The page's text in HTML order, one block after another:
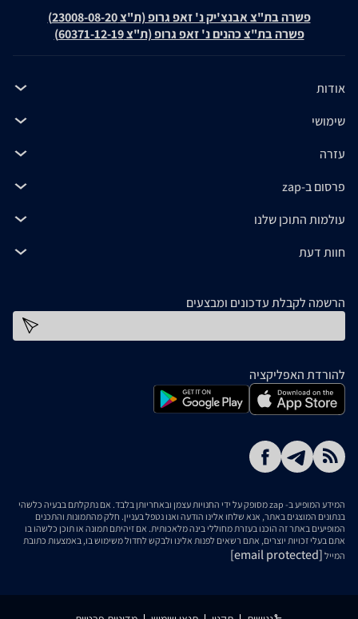
פשרה בת"צ אבנצ'יק נ' זאפ גרופ (ת"צ 23008-08-20)
פשרה בת"צ כהנים נ' זאפ גרופ (ת"צ 60371-12-19)
אודות
שימושי
עזרה
פרסום ב-zap
עולמות התוכן שלנו
חוות דעת
הרשמה לקבלת עדכונים ומבצעים
להורדת האפליקציה
המידע המופיע ב- zap מסופק על ידי החנויות עצמן ובאחריותן בלבד. אם נתקלתם בבעיה כלשהי
בנתונים המוצגים באתר, אנא שלחו אלינו הודעה ואנו נטפל בעניין. חלק מהתמונות והתכנים
המופיעים באתר זה הוכנו בעזרת מחוללי בינה מלאכותית. אם זיהיתם תמונה או תוכן כלשהו בו
אתם בעלי זכויות יוצרים, אתם רשאים לפנות אלינו ולבקש לחדול משימוש בו, באמצעות כתובת
המייל [email protected]